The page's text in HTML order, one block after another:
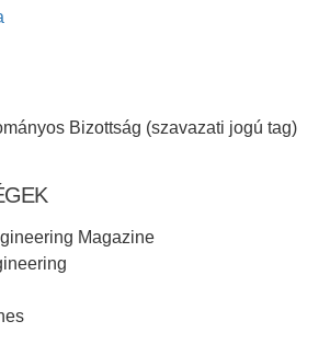
Bizottság (szavazati jogú tag)
Magazine